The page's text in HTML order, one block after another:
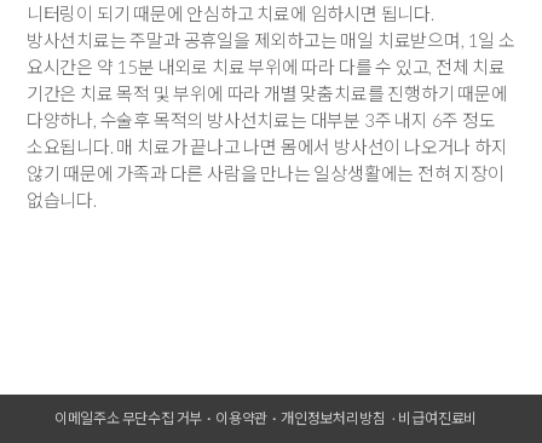
니터링이 되기 때문에 안심하고 치료에 임하시면 됩니다.
방사선치료는 주말과 공휴일을 제외하고는 매일 치료받으며, 1일 소
요시간은 약 15분 내외로 치료 부위에 따라 다를 수 있고, 전체 치료
기간은 치료 목적 및 부위에 따라 개별 맞춤치료를 진행하기 때문에
다양하나, 수술후 목적의 방사선치료는 대부분 3주 내지 6주 정도
소요됩니다. 매 치료가 끝나고 나면 몸에서 방사선이 나오거나 하지
않기 때문에 가족과 다른 사람을 만나는 일상생활에는 전혀 지장이
없습니다.
이메일주소 무단수집 거부 이용약관 개인정보처리방침 비급여진료비